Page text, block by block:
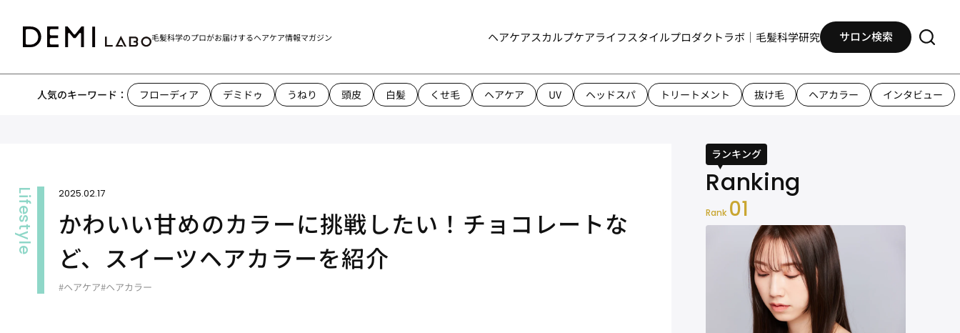
毛髪科学のプロがお届けするヘアケア情報マガジン ヘアケアスカルプケアライフスタイルプロダクトラボ｜毛髪科学研究 サロン検索
人気のキーワード： フローディア デミドゥ うねり 頭皮 白髪 くせ毛 ヘアケア UV ヘッドスパ トリートメント 抜け毛 ヘアカラー インタビュー
2025.02.17
かわいい甘めのカラーに挑戦したい！チョコレートな
ど、スイーツヘアカラーを紹介
#ヘアケア#ヘアカラー
ランキング
Rank 01